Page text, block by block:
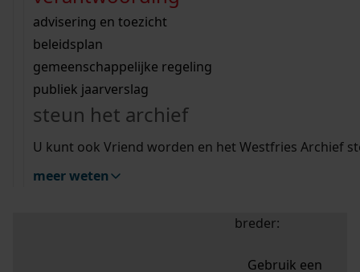
bouwvergunningen
omgevingsvergunningen
vergunningen
beeld en geluid
uitleg nodig?
Wij helpen u op weg met een aantal zoektips.
bekijk alle zoektips
Wij helpen u op weg met een aantal zoektips.
bekijk alle zoektips
bekijk ons geschiedenislokaal
advisering en toezicht
beleidsplan
gemeenschappelijke regeling
publiek jaarverslag
steun het archief
U kunt ook Vriend worden en het Westfries Archief
meer weten
zoektips
Mijn Studiezaal (inloggen)
uw zoekopdracht te
breder:
Gebruik een